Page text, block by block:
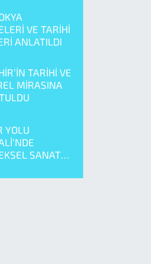
VE TARİHİ
ANLATILDI
TARİHİ VE
MİRASINA
YOLU
SANAT